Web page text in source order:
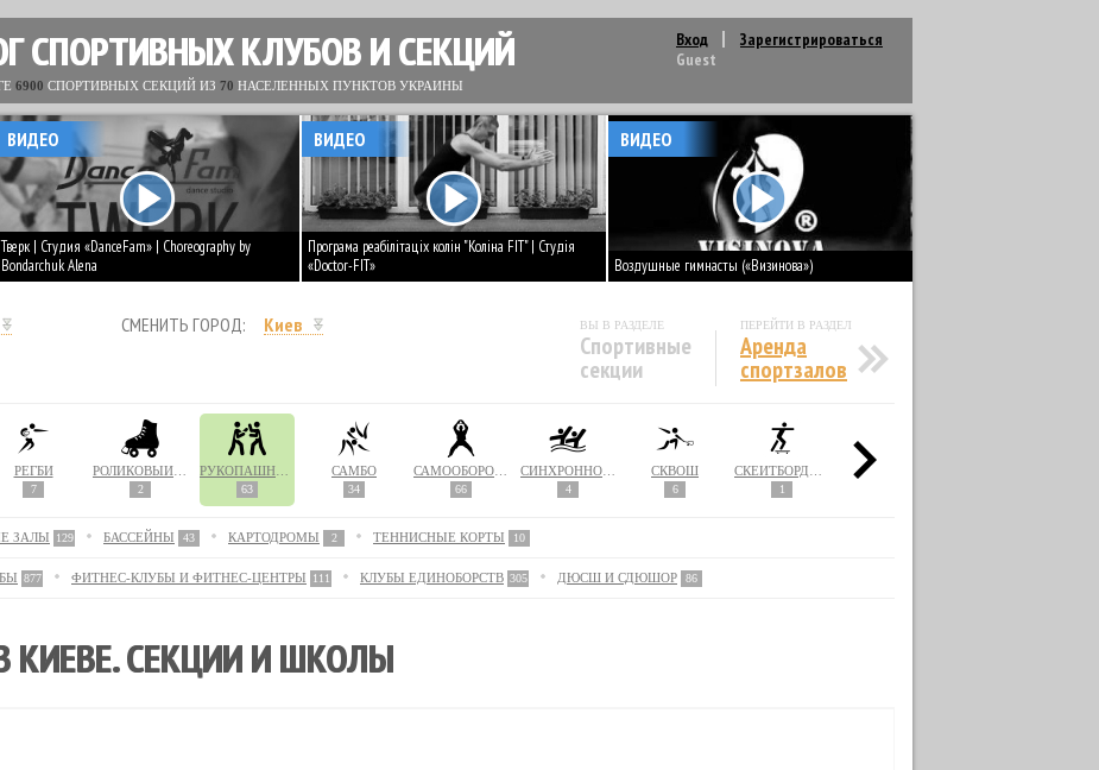
Вход
Зарегистрироваться
Guest
СПОРТИВНЫХ КЛУБОВ И СЕКЦИЙ
6900 СПОРТИВНЫХ СЕКЦИЙ ИЗ 70 НАСЕЛЕННЫХ ПУНКТОВ УКРАИНЫ
Тверк | Студия «DanceFam» | Choreography by
Bondarchuk Alena
ВИДЕО
Програма реабілітаціх колін "Коліна FIT" | Студія
«Doctor-FIT»
ВИДЕО
Воздушные гимнасты («Визинова»)
ВИДЕО
СМЕНИТЬ ГОРОД: Киев ВЫ В РАЗДЕЛЕ
Спортивные
секции
ПЕРЕЙТИ В РАЗДЕЛ
Аренда
спортзалов
РЕГБИ
7 2 63
САМБО
34 66 4
СКВОШ
6 1
СНОУБОРДИНГ
ЗАЛЫ 129 БАССЕЙНЫ 43 КАРТОДРОМЫ 2 ТЕННИСНЫЕ КОРТЫ 10
877 ФИТНЕС-КЛУБЫ И ФИТНЕС-ЦЕНТРЫ 111 КЛУБЫ ЕДИНОБОРСТВ 305 ДЮСШ И СДЮШОР 86
СЕКЦИИ И ШКОЛЫ